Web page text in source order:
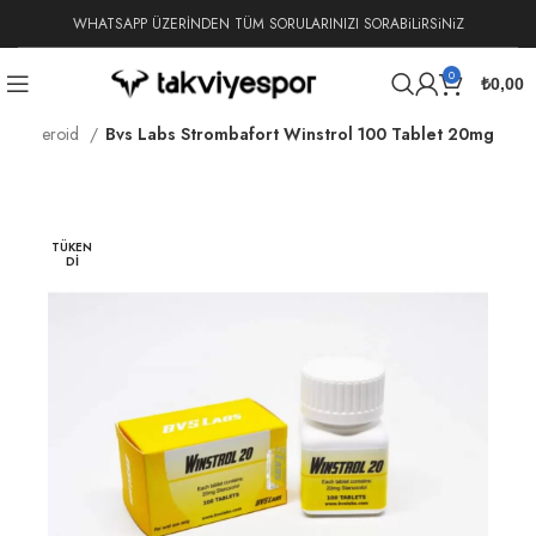
WHATSAPP ÜZERİNDEN TÜM SORULARINIZI SORABiLiRSiNiZ
0 ₺0,00
Steroid Bvs Labs Strombafort Winstrol 100 Tablet 20mg
TÜKEN
DI